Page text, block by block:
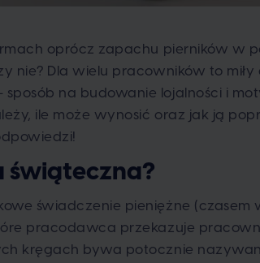
oprócz zapachu pierników w
nie? Dla wielu pracowników to miły
na budowanie lojalności i
ile może wynosić oraz jak ją
świąteczna?
świadczenie pieniężne (czasem
pracodawca przekazuje
kręgach bywa potocznie